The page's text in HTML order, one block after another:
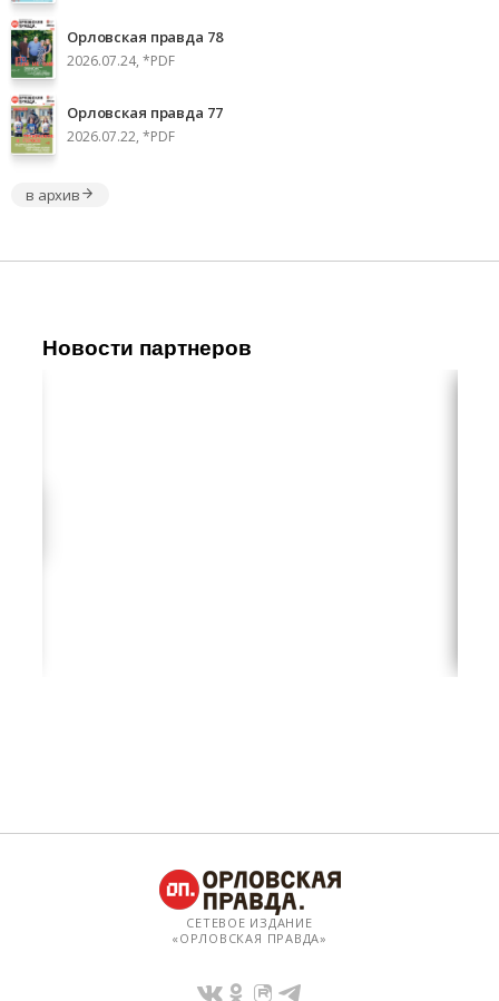
Орловская правда 78
2026.07.24, *PDF
Орловская правда 77
2026.07.22, *PDF
в архив
Новости партнеров
СЕТЕВОЕ ИЗДАНИЕ
«ОРЛОВСКАЯ ПРАВДА»